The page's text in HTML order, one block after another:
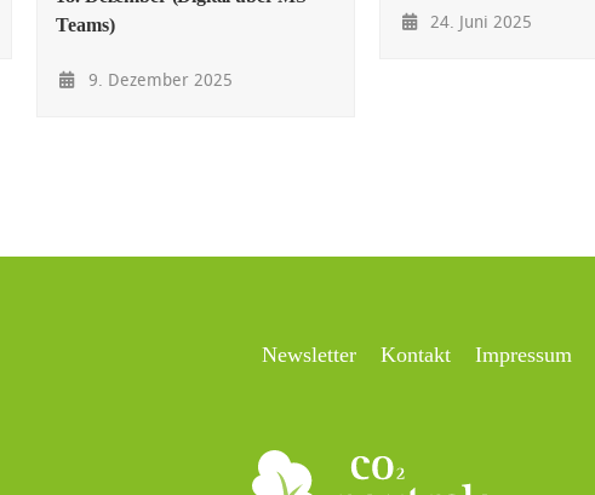
Teams)
9. Dezember 2025
24. Juni 2025
Newsletter Kontakt Impressum